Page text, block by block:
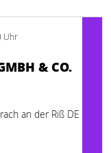
Uhr
& CO.
an der Riß DE